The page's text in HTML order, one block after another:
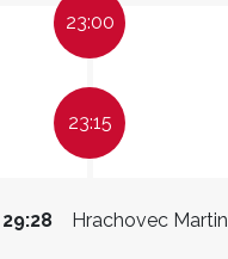
23:00
23:15
Hrachovec Martin
29:28